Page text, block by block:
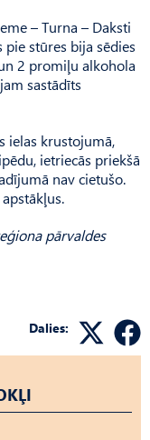
– Turna – Daksti
pie stūres bija sēdies
2 promiļu alkohola
sastādīts
ielas krustojumā,
ietriecās priekšā
nav cietušo.
pārvaldes
Dalies: